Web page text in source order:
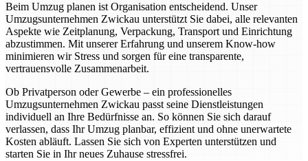
Beim Umzug planen ist Organisation entscheidend. Unser
Umzugsunternehmen Zwickau unterstützt Sie dabei, alle relevanten
Aspekte wie Zeitplanung, Verpackung, Transport und Einrichtung
abzustimmen. Mit unserer Erfahrung und unserem Know-how
minimieren wir Stress und sorgen für eine transparente,
vertrauensvolle Zusammenarbeit.
Ob Privatperson oder Gewerbe – ein professionelles
Umzugsunternehmen Zwickau passt seine Dienstleistungen
individuell an Ihre Bedürfnisse an. So können Sie sich darauf
verlassen, dass Ihr Umzug planbar, effizient und ohne unerwartete
Kosten abläuft. Lassen Sie sich von Experten unterstützen und
starten Sie in Ihr neues Zuhause stressfrei.